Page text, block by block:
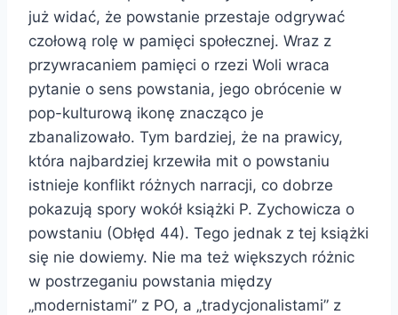
już widać, że powstanie przestaje odgrywać
czołową rolę w pamięci społecznej. Wraz z
przywracaniem pamięci o rzezi Woli wraca
pytanie o sens powstania, jego obrócenie w
pop-kulturową ikonę znacząco je
zbanalizowało. Tym bardziej, że na prawicy,
która najbardziej krzewiła mit o powstaniu
istnieje konflikt różnych narracji, co dobrze
pokazują spory wokół książki P. Zychowicza o
powstaniu (Obłęd 44). Tego jednak z tej książki
się nie dowiemy. Nie ma też większych różnic
w postrzeganiu powstania między
„modernistami” z PO, a „tradycjonalistami” z